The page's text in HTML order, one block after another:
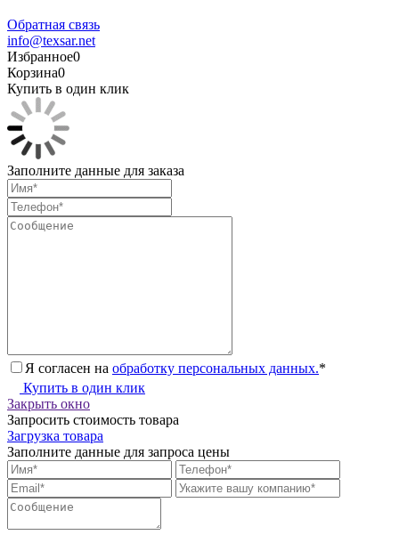
Обратная связь
info@texsar.net
Избранное0
Корзина0
Купить в один клик
Заполните данные для заказа
Я согласен на обработку персональных данных.*
Купить в один клик
Закрыть окно
Запросить стоимость товара
Загрузка товара
Заполните данные для запроса цены